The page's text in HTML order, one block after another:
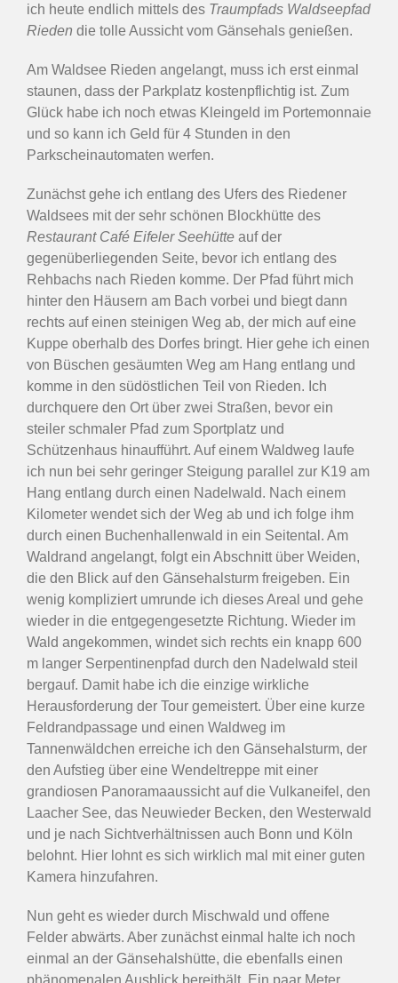
ich heute endlich mittels des Traumpfads Waldseepfad
Rieden die tolle Aussicht vom Gänsehals genießen.
Am Waldsee Rieden angelangt, muss ich erst einmal
staunen, dass der Parkplatz kostenpflichtig ist. Zum
Glück habe ich noch etwas Kleingeld im Portemonnaie
und so kann ich Geld für 4 Stunden in den
Parkscheinautomaten werfen.
Zunächst gehe ich entlang des Ufers des Riedener
Waldsees mit der sehr schönen Blockhütte des
Restaurant Café Eifeler Seehütte auf der
gegenüberliegenden Seite, bevor ich entlang des
Rehbachs nach Rieden komme. Der Pfad führt mich
hinter den Häusern am Bach vorbei und biegt dann
rechts auf einen steinigen Weg ab, der mich auf eine
Kuppe oberhalb des Dorfes bringt. Hier gehe ich einen
von Büschen gesäumten Weg am Hang entlang und
komme in den südöstlichen Teil von Rieden. Ich
durchquere den Ort über zwei Straßen, bevor ein
steiler schmaler Pfad zum Sportplatz und
Schützenhaus hinaufführt. Auf einem Waldweg laufe
ich nun bei sehr geringer Steigung parallel zur K19 am
Hang entlang durch einen Nadelwald. Nach einem
Kilometer wendet sich der Weg ab und ich folge ihm
durch einen Buchenhallenwald in ein Seitental. Am
Waldrand angelangt, folgt ein Abschnitt über Weiden,
die den Blick auf den Gänsehalsturm freigeben. Ein
wenig kompliziert umrunde ich dieses Areal und gehe
wieder in die entgegengesetzte Richtung. Wieder im
Wald angekommen, windet sich rechts ein knapp 600
m langer Serpentinenpfad durch den Nadelwald steil
bergauf. Damit habe ich die einzige wirkliche
Herausforderung der Tour gemeistert. Über eine kurze
Feldrandpassage und einen Waldweg im
Tannenwäldchen erreiche ich den Gänsehalsturm, der
den Aufstieg über eine Wendeltreppe mit einer
grandiosen Panoramaaussicht auf die Vulkaneifel, den
Laacher See, das Neuwieder Becken, den Westerwald
und je nach Sichtverhältnissen auch Bonn und Köln
belohnt. Hier lohnt es sich wirklich mal mit einer guten
Kamera hinzufahren.
Nun geht es wieder durch Mischwald und offene
Felder abwärts. Aber zunächst einmal halte ich noch
einmal an der Gänsehalshütte, die ebenfalls einen
phänomenalen Ausblick bereithält. Ein paar Meter